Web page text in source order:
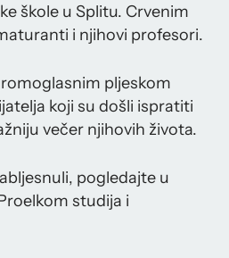
škole u Splitu. Crvenim
i njihovi profesori.
pljeskom
koji su došli ispratiti
večer njihovih života.
pogledajte u
studija i